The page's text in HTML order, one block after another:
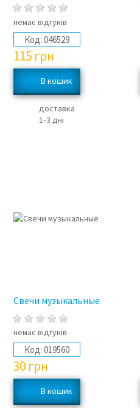
немає відгуків
Код: 046529
115 грн
доставка
1‑3 дні
Свечи музыкальные
немає відгуків
Код: 019560
30 грн